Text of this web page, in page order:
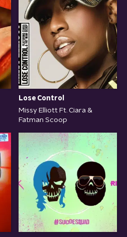
Lose Control
Missy Elliott Ft. Ciara &
Fatman Scoop